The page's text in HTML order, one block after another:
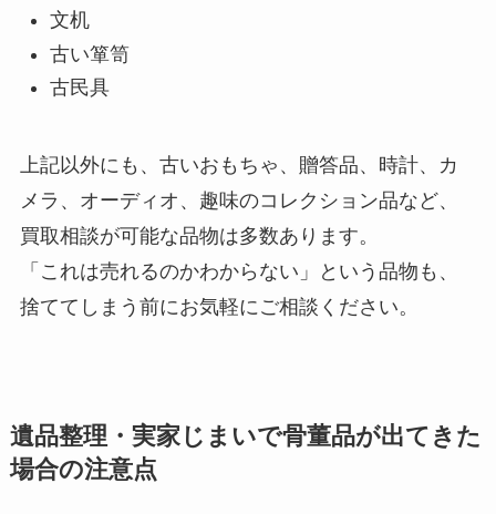
文机
古い箪笥
古民具
上記以外にも、古いおもちゃ、贈答品、時計、カ
メラ、オーディオ、趣味のコレクション品など、
買取相談が可能な品物は多数あります。
「これは売れるのかわからない」という品物も、
捨ててしまう前にお気軽にご相談ください。
遺品整理・実家じまいで骨董品が出てきた
場合の注意点